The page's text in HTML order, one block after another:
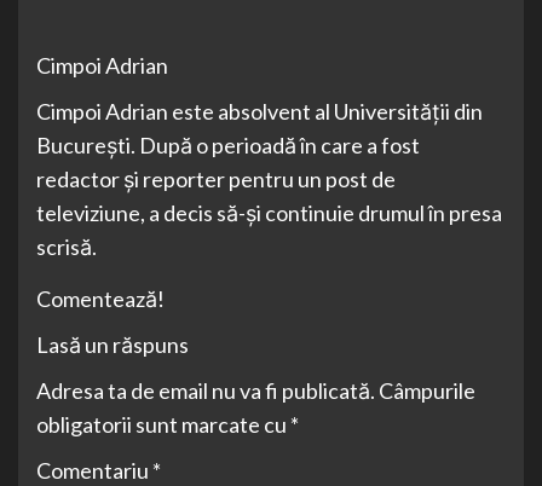
Cimpoi Adrian
Cimpoi Adrian este absolvent al Universității din
București. După o perioadă în care a fost
redactor și reporter pentru un post de
televiziune, a decis să-și continuie drumul în presa
scrisă.
Comentează!
Lasă un răspuns
Adresa ta de email nu va fi publicată. Câmpurile
obligatorii sunt marcate cu *
Comentariu *